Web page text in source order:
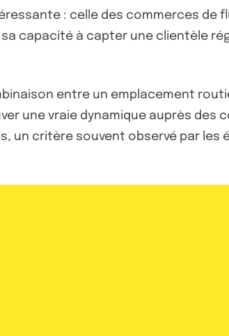
: celle des commerces de
capacité à capter une clientèle
entre un emplacement
une vraie dynamique auprès des
critère souvent observé par les